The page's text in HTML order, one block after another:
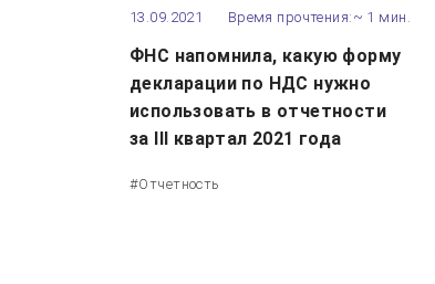
13.09.2021 Время прочтения:~ 1 мин.
ФНС напомнила, какую форму
декларации по НДС нужно
использовать в отчетности
за III квартал 2021 года
#Отчетность